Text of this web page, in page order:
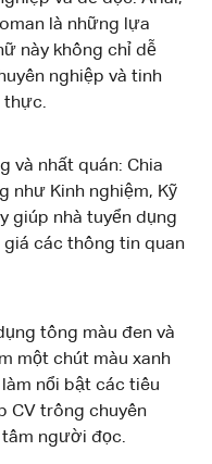
là những lựa
này không chỉ dễ
nghiệp và tinh
thực.
và nhất quán: Chia
như Kinh nghiệm, Kỹ
giúp nhà tuyển dụng
các thông tin quan
tông màu đen và
một chút màu xanh
nổi bật các tiêu
CV trông chuyên
tâm người đọc.